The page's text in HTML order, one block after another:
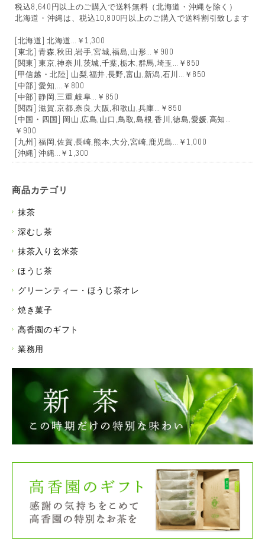
税込8,640円以上のご購入で送料無料（北海道・沖縄を除く）
北海道・沖縄は、税込10,800円以上のご購入で送料割引致します
[北海道] 北海道…￥1,300
[東北] 青森,秋田,岩手,宮城,福島,山形…￥900
[関東] 東京,神奈川,茨城,千葉,栃木,群馬,埼玉…￥850
[甲信越・北陸] 山梨,福井,長野,富山,新潟,石川…￥850
[中部] 愛知,…￥800
[中部] 静岡,三重,岐阜…￥850
[関西] 滋賀,京都,奈良,大阪,和歌山,兵庫…￥850
[中国・四国] 岡山,広島,山口,鳥取,島根,香川,徳島,愛媛,高知…
￥900
[九州] 福岡,佐賀,長崎,熊本,大分,宮崎,鹿児島…￥1,000
[沖縄] 沖縄…￥1,300
商品カテゴリ
抹茶
深むし茶
抹茶入り玄米茶
ほうじ茶
グリーンティー・ほうじ茶オレ
焼き菓子
高香園のギフト
業務用